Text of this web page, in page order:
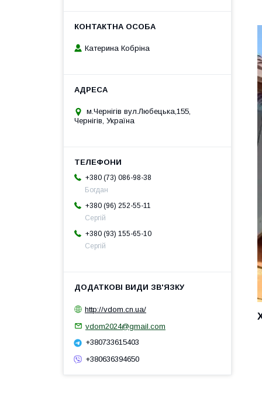
Катерина Кобріна
м.Чернігів вул.Любецька,155,
Чернігів, Україна
+380 (73) 086-98-38
Богдан
+380 (96) 252-55-11
Сергій
+380 (93) 155-65-10
Сергій
http://vdom.cn.ua/
vdom2024@gmail.com
+380733615403
+380636394650